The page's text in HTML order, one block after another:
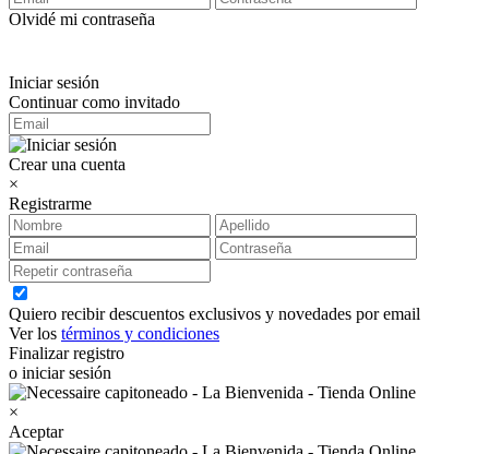
Olvidé mi contraseña
Iniciar sesión
Continuar como invitado
Crear una cuenta
×
Registrarme
Quiero recibir descuentos exclusivos y novedades por email
Ver los términos y condiciones
Finalizar registro
o iniciar sesión
×
Aceptar